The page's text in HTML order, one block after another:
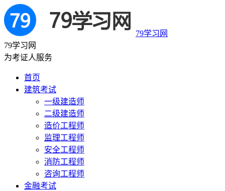
79学习网
79学习网
为考证人服务
首页
建筑考试
一级建造师
二级建造师
造价工程师
监理工程师
安全工程师
消防工程师
咨询工程师
金融考试